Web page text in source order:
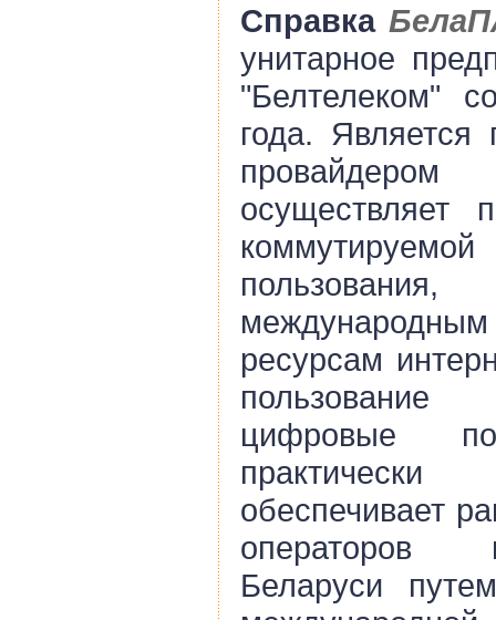
Справка
унитарное
"Белтелеком"
года. Является
осуществляет
ресурсам
цифровые
обеспечивает
операторов
Беларуси